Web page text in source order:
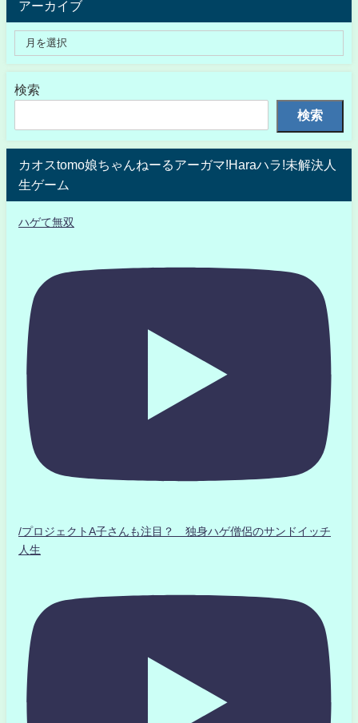
アーカイブ
検索
検索
カオスtomo娘ちゃんねーるアーガマ!Haraハラ!未解決人
生ゲーム
ハゲて無双
/プロジェクトA子さんも注目？ 独身ハゲ僧侶のサンドイッチ
人生